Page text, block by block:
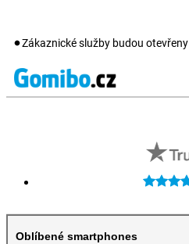
Zákaznické služby budou otevřeny
Oblíbené smartphones